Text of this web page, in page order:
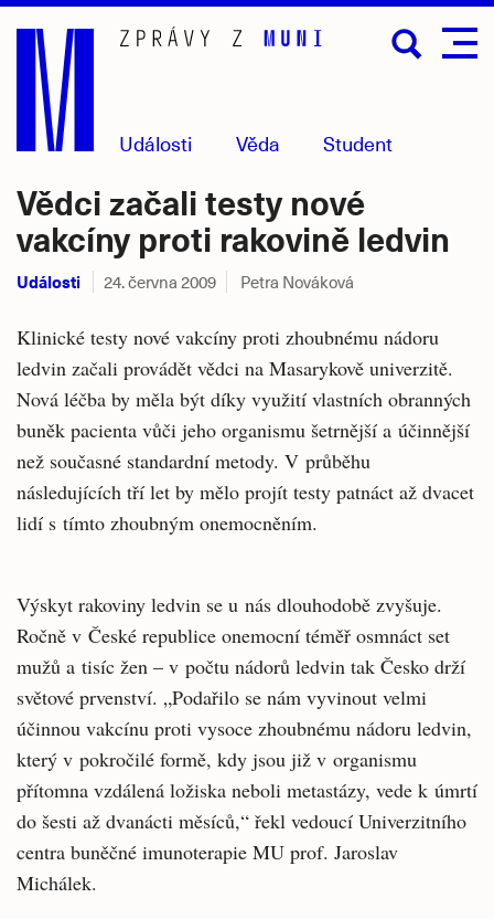
Přejít
hlavní
obsah
Události Věda Student
Vědci začali testy nové
vakcíny proti rakovině ledvin
Události 24. června 2009 Petra Nováková
Klinické testy nové vakcíny proti zhoubnému nádoru
ledvin začali provádět vědci na Masarykově univerzitě.
Nová léčba by měla být díky využití vlastních obranných
buněk pacienta vůči jeho organismu šetrnější a účinnější
než současné standardní metody. V průběhu
následujících tří let by mělo projít testy patnáct až dvacet
lidí s tímto zhoubným onemocněním.
Výskyt rakoviny ledvin se u nás dlouhodobě zvyšuje.
Ročně v České republice onemocní téměř osmnáct set
mužů a tisíc žen – v počtu nádorů ledvin tak Česko drží
světové prvenství. „Podařilo se nám vyvinout velmi
účinnou vakcínu proti vysoce zhoubnému nádoru ledvin,
který v pokročilé formě, kdy jsou již v organismu
přítomna vzdálená ložiska neboli metastázy, vede k úmrtí
do šesti až dvanácti měsíců,“ řekl vedoucí Univerzitního
centra buněčné imunoterapie MU prof. Jaroslav
Michálek.